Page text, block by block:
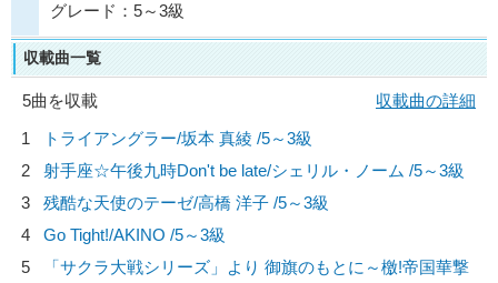
グレード：5～3級
収載曲一覧
5曲を収載
収載曲の詳細
1
トライアングラー/坂本 真綾 /5～3級
2
射手座☆午後九時Don't be late/シェリル・ノーム /5～3級
3
残酷な天使のテーゼ/高橋 洋子 /5～3級
4
Go Tight!/AKINO /5～3級
5
「サクラ大戦シリーズ」より 御旗のもとに～檄!帝国華撃